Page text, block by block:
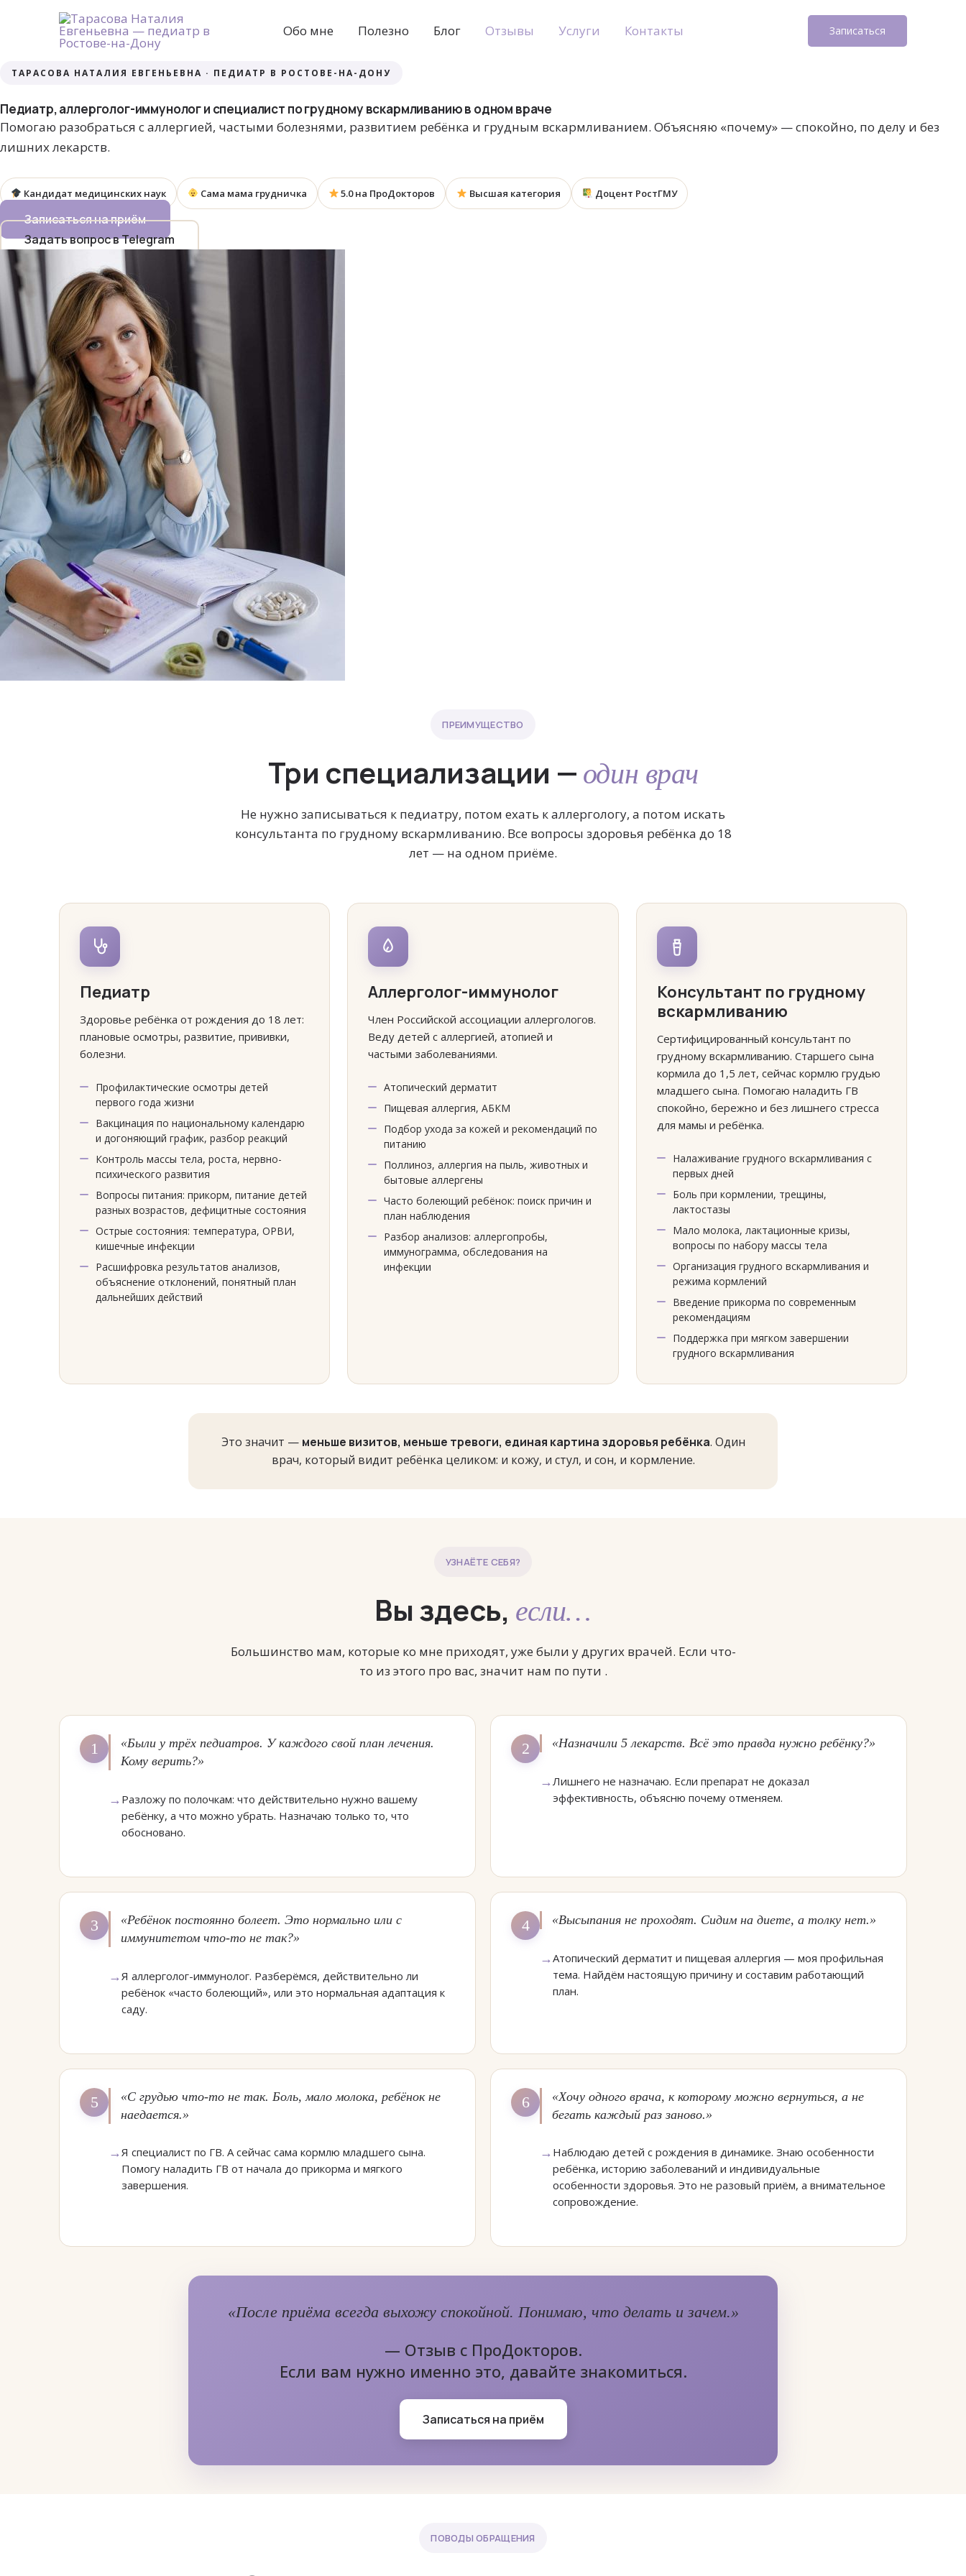
содержимому
Обо мне Полезно Блог Отзывы Услуги Контакты Записаться
ТАРАСОВА НАТАЛИЯ ЕВГЕНЬЕВНА · ПЕДИАТР В РОСТОВЕ-НА-ДОНУ
Педиатр, аллерголог-иммунолог и специалист по грудному вскармливанию в одном враче
Помогаю разобраться с аллергией, частыми болезнями, развитием ребёнка и грудным вскармливанием. Объясняю «почему» — спокойно, по делу и без
лишних лекарств.
Кандидат медицинских наук Сама мама грудничка 5.0 на ПроДокторов Высшая категория Доцент РостГМУ
Записаться на приём
Задать вопрос в Telegram
ПРЕИМУЩЕСТВО
Три специализации — один врач
Не нужно записываться к педиатру, потом ехать к аллергологу, а потом искать
консультанта по грудному вскармливанию. Все вопросы здоровья ребёнка до 18
лет — на одном приёме.
Педиатр
Здоровье ребёнка от рождения до 18 лет:
плановые осмотры, развитие, прививки,
болезни.
Профилактические осмотры детей
первого года жизни
Вакцинация по национальному календарю
и догоняющий график, разбор реакций
Контроль массы тела, роста, нервно-
психического развития
Вопросы питания: прикорм, питание детей
разных возрастов, дефицитные состояния
Острые состояния: температура, ОРВИ,
кишечные инфекции
Расшифровка результатов анализов,
объяснение отклонений, понятный план
дальнейших действий
Аллерголог-иммунолог
Член Российской ассоциации аллергологов.
Веду детей с аллергией, атопией и
частыми заболеваниями.
Атопический дерматит
Пищевая аллергия, АБКМ
Подбор ухода за кожей и рекомендаций по
питанию
Поллиноз, аллергия на пыль, животных и
бытовые аллергены
Часто болеющий ребёнок: поиск причин и
план наблюдения
Разбор анализов: аллергопробы,
иммунограмма, обследования на
инфекции
Консультант по грудному
вскармливанию
Сертифицированный консультант по
грудному вскармливанию. Старшего сына
кормила до 1,5 лет, сейчас кормлю грудью
младшего сына. Помогаю наладить ГВ
спокойно, бережно и без лишнего стресса
для мамы и ребёнка.
Налаживание грудного вскармливания с
первых дней
Боль при кормлении, трещины,
лактостазы
Мало молока, лактационные кризы,
вопросы по набору массы тела
Организация грудного вскармливания и
режима кормлений
Введение прикорма по современным
рекомендациям
Поддержка при мягком завершении
грудного вскармливания
Это значит — меньше визитов, меньше тревоги, единая картина здоровья ребёнка. Один
врач, который видит ребёнка целиком: и кожу, и стул, и сон, и кормление.
УЗНАЁТЕ СЕБЯ?
Вы здесь, если…
Большинство мам, которые ко мне приходят, уже были у других врачей. Если что-
то из этого про вас, значит нам по пути .
1
«Были у трёх педиатров. У каждого свой план лечения.
Кому верить?»
Разложу по полочкам: что действительно нужно вашему
ребёнку, а что можно убрать. Назначаю только то, что
обосновано.
2 «Назначили 5 лекарств. Всё это правда нужно ребёнку?»
Лишнего не назначаю. Если препарат не доказал
эффективность, объясню почему отменяем.
3
«Ребёнок постоянно болеет. Это нормально или с
иммунитетом что-то не так?»
Я аллерголог-иммунолог. Разберёмся, действительно ли
ребёнок «часто болеющий», или это нормальная адаптация к
саду.
4 «Высыпания не проходят. Сидим на диете, а толку нет.»
Атопический дерматит и пищевая аллергия — моя профильная
тема. Найдём настоящую причину и составим работающий
план.
5
«С грудью что-то не так. Боль, мало молока, ребёнок не
наедается.»
Я специалист по ГВ. А сейчас сама кормлю младшего сына.
Помогу наладить ГВ от начала до прикорма и мягкого
завершения.
6
«Хочу одного врача, к которому можно вернуться, а не
бегать каждый раз заново.»
Наблюдаю детей с рождения в динамике. Знаю особенности
ребёнка, историю заболеваний и индивидуальные
особенности здоровья. Это не разовый приём, а внимательное
сопровождение.
«После приёма всегда выхожу спокойной. Понимаю, что делать и зачем.»
— Отзыв с ПроДокторов.
Если вам нужно именно это, давайте знакомиться.
Записаться на приём
ПОВОДЫ ОБРАЩЕНИЯ